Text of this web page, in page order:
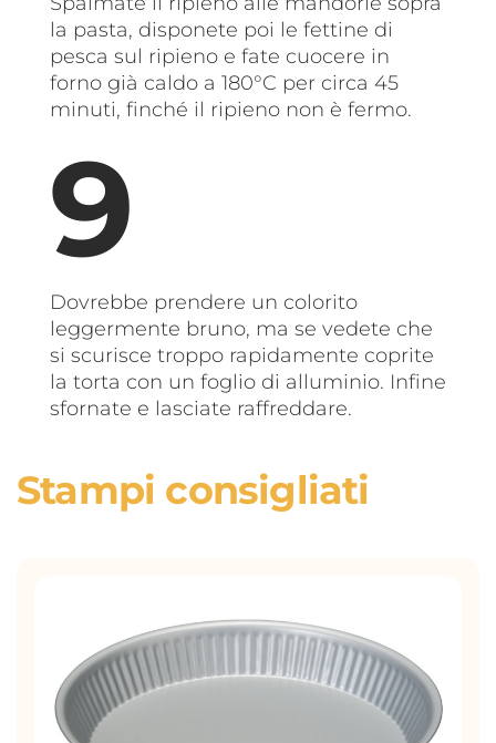
la pasta, disponete poi le fettine di
pesca sul ripieno e fate cuocere in
forno già caldo a 180°C per circa 45
minuti, finché il ripieno non è fermo.
Dovrebbe prendere un colorito
leggermente bruno, ma se vedete che
si scurisce troppo rapidamente coprite
la torta con un foglio di alluminio. Infine
sfornate e lasciate raffreddare.
Stampi consigliati